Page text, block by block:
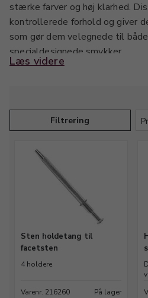
stærke farver og høj klarhed.
kontrollerede forhold og giver
som gør dem velegnede til
specialdesignede smykker.
fremhæver stenens
og professionelt udtryk, hvilket
Syntetiske facetsten anvendes
ædelmetaller som guld, sølv og
bruges i mange andre
anvendelse. Den ensartede
velegnede til værksteder og
og reproducerbare resultater er
Uanset om du arbejder med
moderne smykkekollektioner,
gode muligheder for at skabe
Læs videre
Filtrering
Sten holdetang til
facetsten
4 holdere
Varenr. 216260 På lager